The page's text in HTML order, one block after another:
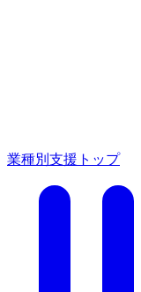
業種別支援トップ